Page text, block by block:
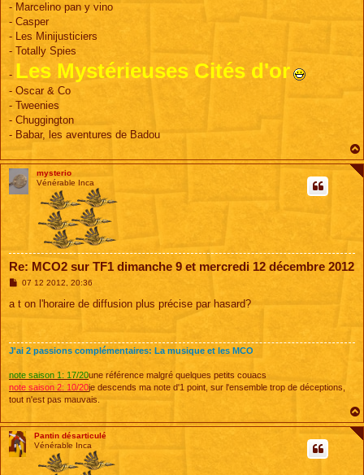
- Marcelino pan y vino
- Casper
- Les Minijusticiers
- Totally Spies
- Les Mystérieuses Cités d'or
- Oscar & Co
- Tweenies
- Chuggington
- Babar, les aventures de Badou
mysterio
Vénérable Inca
Re: MCO2 sur TF1 dimanche 9 et mercredi 12 décembre 2012
M
s
07 12 2012, 20:36
a t on l'horaire de diffusion plus précise par hasard?
J'ai 2 passions complémentaires: La musique et les MCO
note saison 1: 17/20une référence malgré quelques petits couacs
note saison 2: 10/20je descends ma note d'1 point, sur l'ensemble trop de déceptions,
tout n'est pas mauvais.
Pantin désarticulé
Vénérable Inca